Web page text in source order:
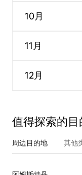
10月
11月
12月
值得探索的目
周边目的地 其他